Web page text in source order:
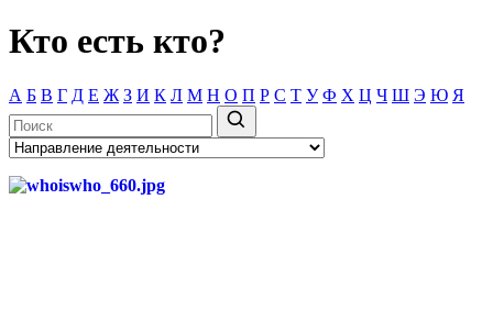
Кто есть кто?
А Б В Г Д Е Ж З И К Л М Н О П Р С Т У Ф Х Ц Ч Ш Э Ю Я